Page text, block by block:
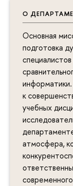
О
Основная
подготовка
к
учебных
атмосфера,